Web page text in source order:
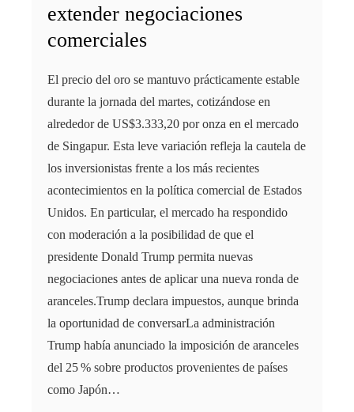
extender negociaciones
comerciales
El precio del oro se mantuvo prácticamente estable
durante la jornada del martes, cotizándose en
alrededor de US$3.333,20 por onza en el mercado
de Singapur. Esta leve variación refleja la cautela de
los inversionistas frente a los más recientes
acontecimientos en la política comercial de Estados
Unidos. En particular, el mercado ha respondido
con moderación a la posibilidad de que el
presidente Donald Trump permita nuevas
negociaciones antes de aplicar una nueva ronda de
aranceles.Trump declara impuestos, aunque brinda
la oportunidad de conversarLa administración
Trump había anunciado la imposición de aranceles
del 25 % sobre productos provenientes de países
como Japón…